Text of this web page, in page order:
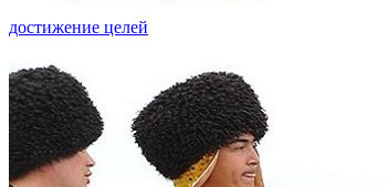
достижение целей